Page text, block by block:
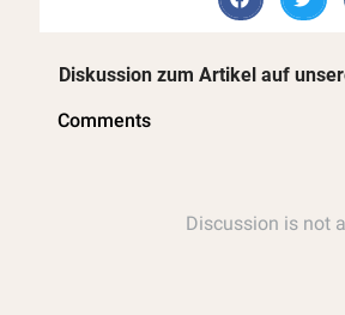
Diskussion zum Artikel auf